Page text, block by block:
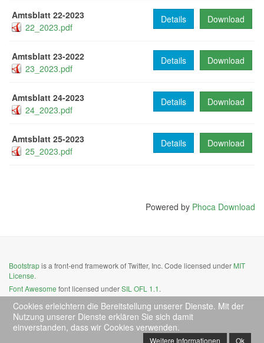
Amtsblatt 22-2023
22_2023.pdf
Download
Details
Amtsblatt 23-2022
23_2023.pdf
Download
Details
Amtsblatt 24-2023
24_2023.pdf
Download
Details
Amtsblatt 25-2023
25_2023.pdf
Download
Details
Powered by Phoca Download
Bootstrapis a front-end framework of Twitter, Inc. Code licensed under MIT
License.
Font Awesome font licensed underSIL OFL 1.1.
Cookies erleichtern die Bereitstellung unserer Dienste. Mit der
Nutzung unserer Dienste erklären Sie sich damit
einverstanden, dass wir Cookies verwenden.
Weitere Informationen Ok